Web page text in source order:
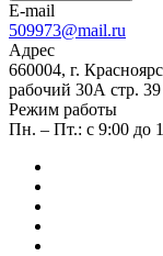
E-mail
509973@mail.ru
Адрес
660004, г.
рабочий 30А стр. 39
Режим работы
Пн. – Пт.: с 9:00 до